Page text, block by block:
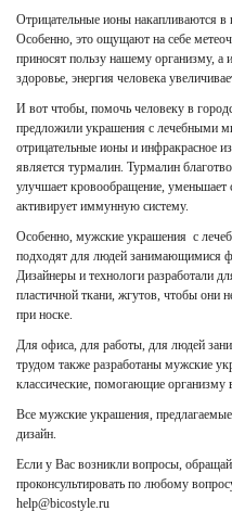
Отрицательные ионы накапливаются
Особенно, это ощущают на себе
приносят пользу нашему организму, а
здоровье, энергия человека
И вот чтобы, помочь человеку в
предложили украшения с лечебными
отрицательные ионы и инфракрасное
является турмалин. Турмалин
улучшает кровообращение, уменьшает
активирует иммунную систему.
Особенно, мужские украшения с
подходят для людей занимающимися
Дизайнеры и технологи разработали
пластичной ткани, жгутов, чтобы они
при носке.
Для офиса, для работы, для людей
трудом также разработаны мужские
классические, помогающие организму
Все мужские украшения,
дизайн.
Если у Вас возникли вопросы,
проконсультировать по любому
help@bicostyle.ru